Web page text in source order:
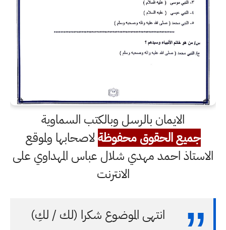
الايمان بالرسل وبالكتب السماوية
جميع الحقوق محفوظةلاصحابها ولموقع
الاستاذ احمد مهدي شلال عباس المهداوي على
الانترنت
انتهى الموضوع شكرا (لك / لكِ)